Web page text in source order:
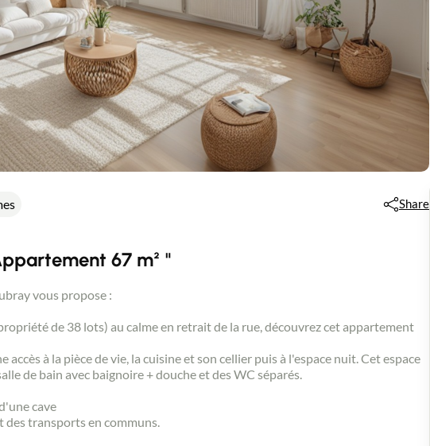
Share
67 m² "
vous propose :
de 38 lots) au calme en retrait de la rue, découvrez cet appartement
à la pièce de vie, la cuisine et son cellier puis à l'espace nuit. Cet espace
de bain avec baignoire + douche et des WC séparés.
cave
des transports en communs.